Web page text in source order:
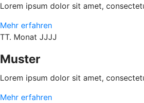
Lorem ipsum dolor sit amet,
Mehr erfahren
TT. Monat JJJJ
Muster
Lorem ipsum dolor sit amet,
Mehr erfahren